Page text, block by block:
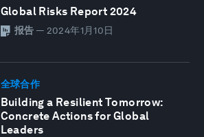
Global Risks Report 2024
报告 — 2024年1月10日
全球合作
Building a Resilient Tomorrow:
Concrete Actions for Global
Leaders